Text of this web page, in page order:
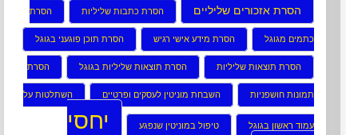
הסרת אזכורים שליליים הסרת כתבות שליליות הסרת
כתמים מגוגל הסרת מידע אישי רגיש הסרת תוכן פוגעני בגוגל
הסרת תוצאות שליליות הסרת תוצאות שליליות בגוגל הסרת
תמונות חושפניות השבחת מוניטין לעסקים ופרטיים השתלטות על
עמוד ראשון בגוגל טיפול במוניטין שנפגע
יחסי